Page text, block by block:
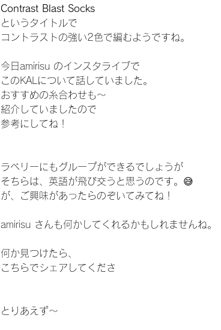
Contrast Blast Socks
というタイトルで
コントラストの強い2色で編むようですね。
今日amirisu のインスタライブで
このKALについて話していました。
おすすめの糸合わせも〜
紹介していましたので
参考にしてね！
ラベリーにもグループができるでしょうが
そちらは、英語が飛び交うと思うのです。😅
が、ご興味があったらのぞいてみてね！
amirisu さんも何かしてくれるかもしれませんね。
何か見つけたら、
こちらでシェアしてくださ
とりあえず〜